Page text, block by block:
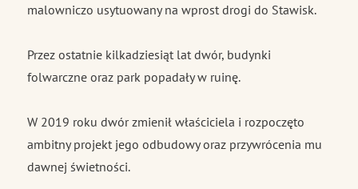
malowniczo usytuowany na wprost drogi do Stawisk.
Przez ostatnie kilkadziesiąt lat dwór, budynki
folwarczne oraz park popadały w ruinę.
W 2019 roku dwór zmienił właściciela i rozpoczęto
ambitny projekt jego odbudowy oraz przywrócenia mu
dawnej świetności.